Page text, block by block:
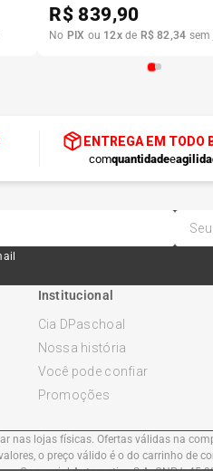
R$ 839,90
No PIX ou 12xde R$ 82,34 sem
ENTREGA EM TODO
comquantidadee
Institucional
Cia DPaschoal
Nossa história
Você pode confiar
Promoções
nas lojas físicas. Ofertas válidas na
o preço válido é o do carrinho de